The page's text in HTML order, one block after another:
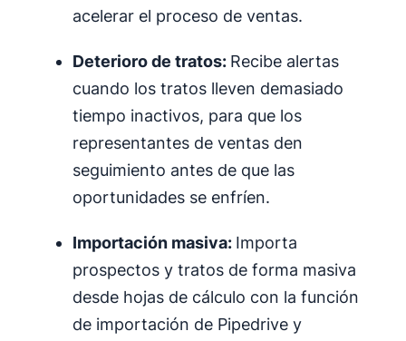
acelerar el proceso de ventas.
Deterioro de tratos: Recibe alertas
cuando los tratos lleven demasiado
tiempo inactivos, para que los
representantes de ventas den
seguimiento antes de que las
oportunidades se enfríen.
Importación masiva: Importa
prospectos y tratos de forma masiva
desde hojas de cálculo con la función
de importación de Pipedrive y